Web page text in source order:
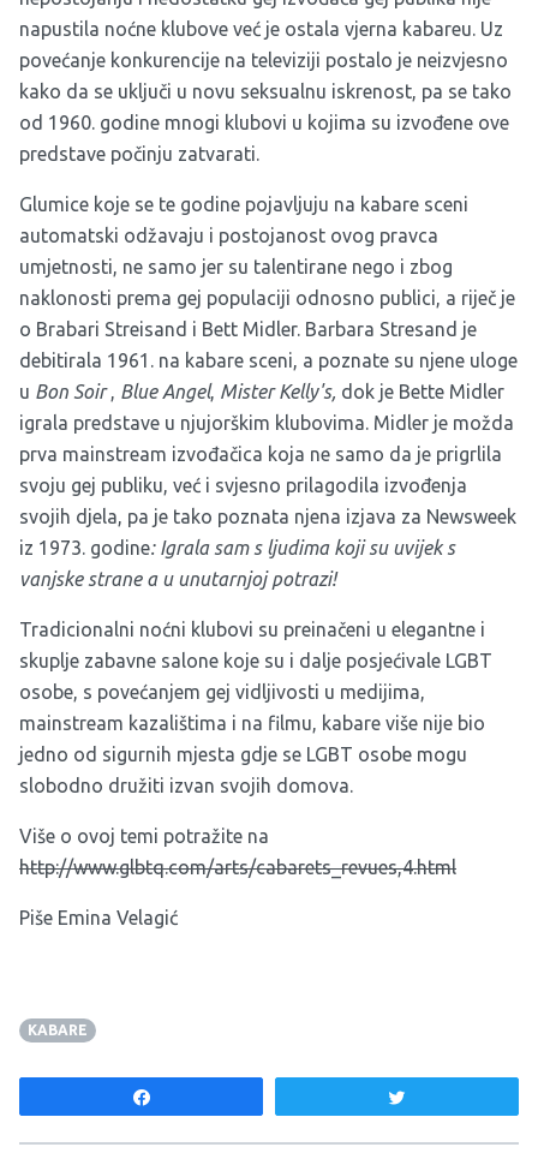
napustila noćne klubove već je ostala vjerna kabareu. Uz
povećanje konkurencije na televiziji postalo je neizvjesno
kako da se uključi u novu seksualnu iskrenost, pa se tako
od 1960. godine mnogi klubovi u kojima su izvođene ove
predstave počinju zatvarati.
Glumice koje se te godine pojavljuju na kabare sceni
automatski odžavaju i postojanost ovog pravca
umjetnosti, ne samo jer su talentirane nego i zbog
naklonosti prema gej populaciji odnosno publici, a riječ je
o Brabari Streisand i Bett Midler. Barbara Stresand je
debitirala 1961. na kabare sceni, a poznate su njene uloge
u Bon Soir, Blue Angel, Mister Kelly's, dok je Bette Midler
igrala predstave u njujorškim klubovima. Midler je možda
prva mainstream izvođačica koja ne samo da je prigrlila
svoju gej publiku, već i svjesno prilagodila izvođenja
svojih djela, pa je tako poznata njena izjava za Newsweek
iz 1973. godine: Igrala sam s ljudima koji su uvijek s
vanjske strane a u unutarnjoj potrazi!
Tradicionalni noćni klubovi su preinačeni u elegantne i
skuplje zabavne salone koje su i dalje posjećivale LGBT
osobe, s povećanjem gej vidljivosti u medijima,
mainstream kazalištima i na filmu, kabare više nije bio
jedno od sigurnih mjesta gdje se LGBT osobe mogu
slobodno družiti izvan svojih domova.
Više o ovoj temi potražite na
http://www.glbtq.com/arts/cabarets_revues,4.html
Piše Emina Velagić
KABARE